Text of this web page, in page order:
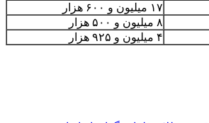
۱۷ میلیون و ۶۰۰ هزار
۸ میلیون و ۵۰۰ هزار
۴ میلیون و ۹۲۵ هزار